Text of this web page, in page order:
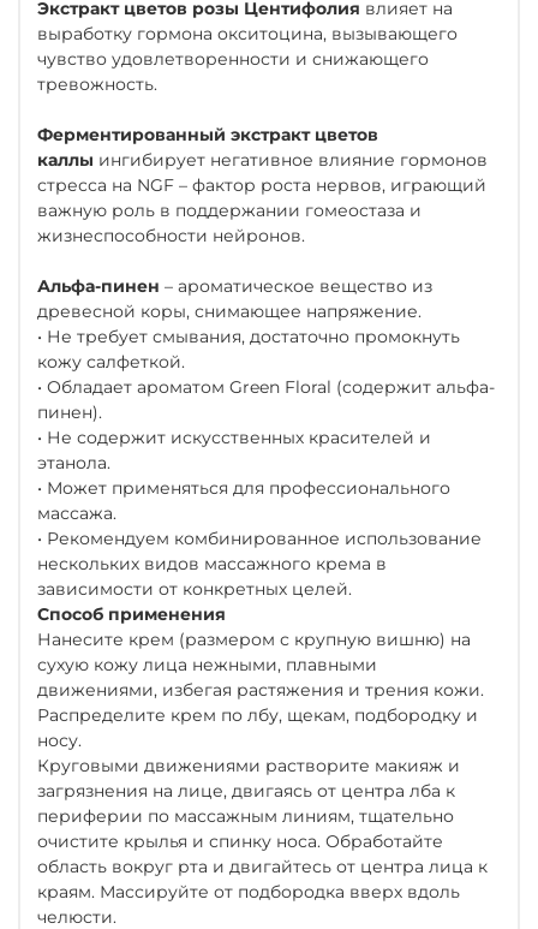
Экстракт цветов розы Центифолия влияет на
выработку гормона окситоцина, вызывающего
чувство удовлетворенности и снижающего
тревожность.
Ферментированный экстракт цветов
каллы ингибирует негативное влияние гормонов
стресса на NGF – фактор роста нервов, играющий
важную роль в поддержании гомеостаза и
жизнеспособности нейронов.
Альфа-пинен – ароматическое вещество из
древесной коры, снимающее напряжение.
• Не требует смывания, достаточно промокнуть
кожу салфеткой.
• Обладает ароматом Green Floral (содержит альфа-
пинен).
• Не содержит искусственных красителей и
этанола.
• Может применяться для профессионального
массажа.
• Рекомендуем комбинированное использование
нескольких видов массажного крема в
зависимости от конкретных целей.
Способ применения
Нанесите крем (размером с крупную вишню) на
сухую кожу лица нежными, плавными
движениями, избегая растяжения и трения кожи.
Распределите крем по лбу, щекам, подбородку и
носу.
Круговыми движениями растворите макияж и
загрязнения на лице, двигаясь от центра лба к
периферии по массажным линиям, тщательно
очистите крылья и спинку носа. Обработайте
область вокруг рта и двигайтесь от центра лица к
краям. Массируйте от подбородка вверх вдоль
челюсти.